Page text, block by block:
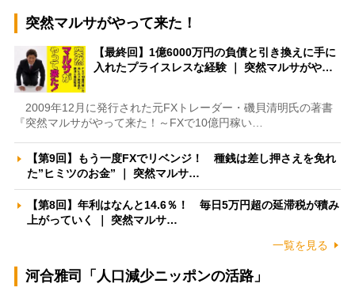
突然マルサがやって来た！
【最終回】1億6000万円の負債と引き換えに手に
入れたプライスレスな経験 ｜ 突然マルサがや…
2009年12月に発行された元FXトレーダー・磯貝清明氏の著書
『突然マルサがやって来た！～FXで10億円稼い…
【第9回】もう一度FXでリベンジ！ 種銭は差し押さえを免れ
た”ヒミツのお金” ｜ 突然マルサ…
【第8回】年利はなんと14.6％！ 毎日5万円超の延滞税が積み
上がっていく ｜ 突然マルサ…
一覧を見る
河合雅司「人口減少ニッポンの活路」